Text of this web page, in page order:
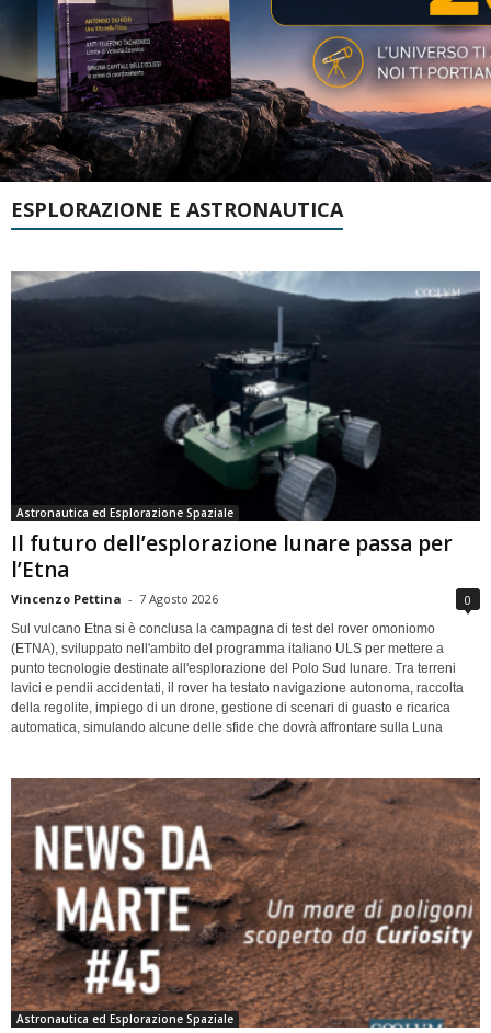
ESPLORAZIONE E ASTRONAUTICA
Astronautica ed Esplorazione Spaziale
Il futuro dell’esplorazione lunare passa per
l’Etna
Vincenzo Pettina - 7 Agosto 2026 0
Sul vulcano Etna si è conclusa la campagna di test del rover omoniomo
(ETNA), sviluppato nell'ambito del programma italiano ULS per mettere a
punto tecnologie destinate all'esplorazione del Polo Sud lunare. Tra terreni
lavici e pendii accidentati, il rover ha testato navigazione autonoma, raccolta
della regolite, impiego di un drone, gestione di scenari di guasto e ricarica
automatica, simulando alcune delle sfide che dovrà affrontare sulla Luna
Astronautica ed Esplorazione Spaziale